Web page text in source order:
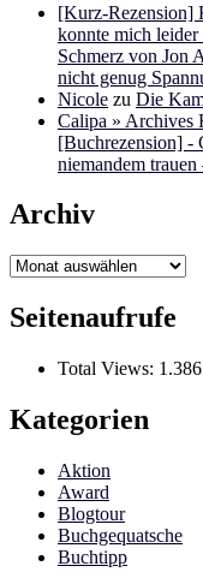
[Kurz-
konnte mich
Schmerz von Jon
nicht genug
Nicole zu Die
Calipa » Archives
[Buchrezension] -
niemandem
Archiv
Archiv
Seitenaufrufe
Total Views:
Kategorien
Aktion
Award
Blogtour
Buchgequatsche
Buchtipp